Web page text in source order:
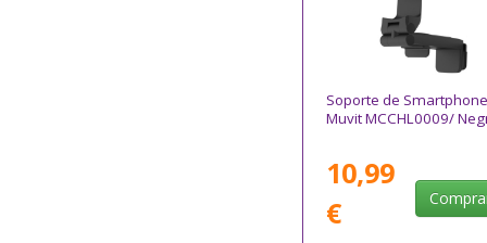
Soporte de Smartphone
Muvit MCCHL0009/
10,99
€